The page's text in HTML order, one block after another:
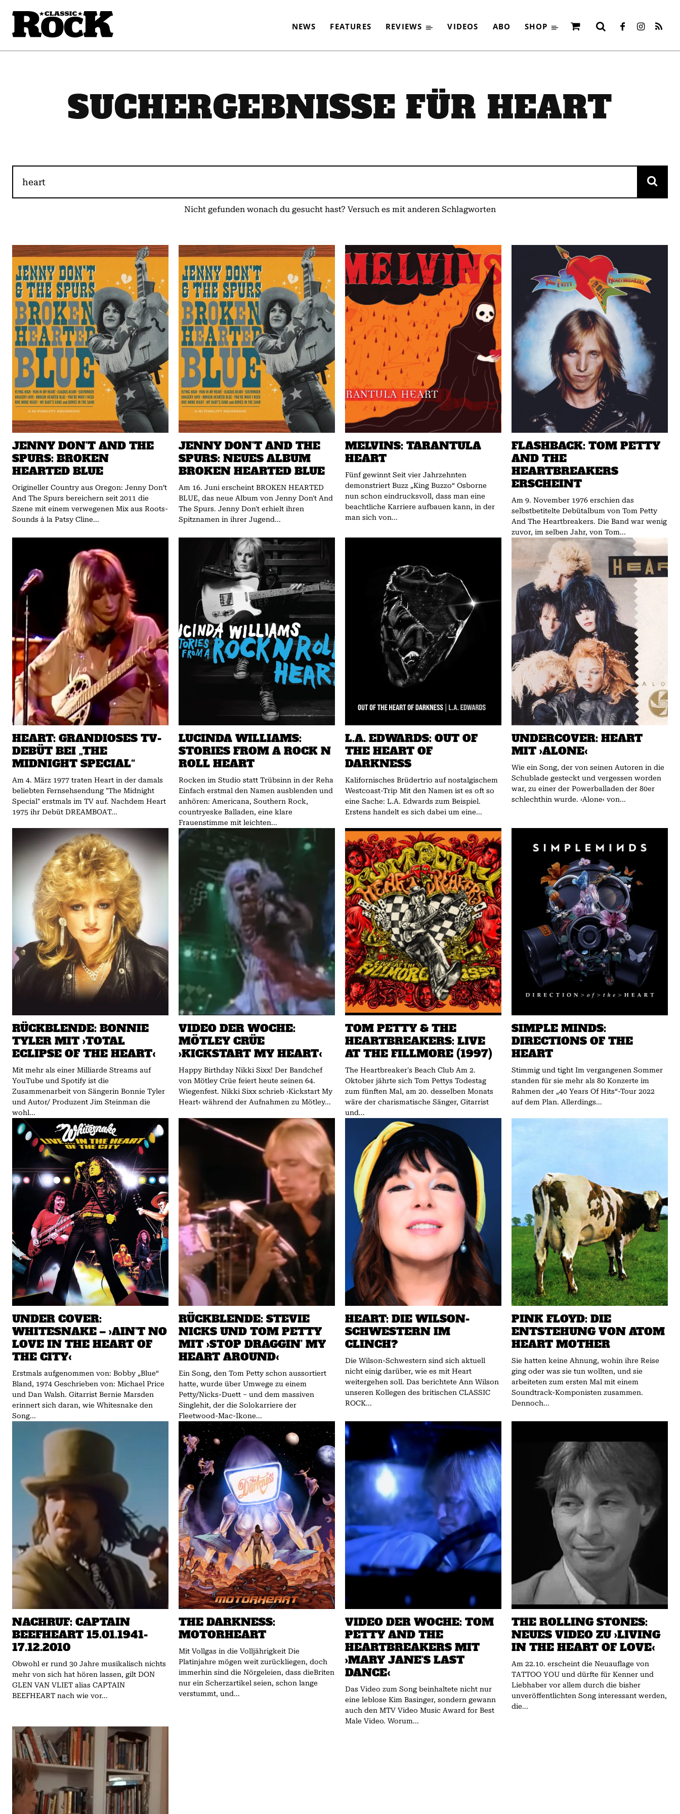
NEWS FEATURES REVIEWS VIDEOS ABO SHOP
SUCHERGEBNISSE FÜR HEART
Nicht gefunden wonach du gesucht hast? Versuch es mit anderen Schlagworten
JENNY DON’T AND THE
SPURS: BROKEN
HEARTED BLUE
Origineller Country aus Oregon: Jenny Don’t
And The Spurs bereichern seit 2011 die
Szene mit einem verwegenen Mix aus Roots-
Sounds à la Patsy Cline...
JENNY DON’T AND THE
SPURS: NEUES ALBUM
BROKEN HEARTED BLUE
Am 16. Juni erscheint BROKEN HEARTED
BLUE, das neue Album von Jenny Don't And
The Spurs. Jenny Don't erhielt ihren
Spitznamen in ihrer Jugend...
MELVINS: TARANTULA
HEART
Fünf gewinnt Seit vier Jahrzehnten
demonstriert Buzz „King Buzzo“ Osborne
nun schon eindrucksvoll, dass man eine
beachtliche Karriere aufbauen kann, in der
man sich von...
FLASHBACK: TOM PETTY
AND THE
HEARTBREAKERS
ERSCHEINT
Am 9. November 1976 erschien das
selbstbetitelte Debütalbum von Tom Petty
And The Heartbreakers. Die Band war wenig
zuvor, im selben Jahr, von Tom...
HEART: GRANDIOSES TV-
DEBÜT BEI „THE
MIDNIGHT SPECIAL“
Am 4. März 1977 traten Heart in der damals
beliebten Fernsehsendung "The Midnight
Special" erstmals im TV auf. Nachdem Heart
1975 ihr Debüt DREAMBOAT...
LUCINDA WILLIAMS:
STORIES FROM A ROCK N
ROLL HEART
Rocken im Studio statt Trübsinn in der Reha
Einfach erstmal den Namen ausblenden und
anhören: Americana, Southern Rock,
countryeske Balladen, eine klare
Frauenstimme mit leichten...
L.A. EDWARDS: OUT OF
THE HEART OF
DARKNESS
Kalifornisches Brüdertrio auf nostalgischem
Westcoast-Trip Mit den Namen ist es oft so
eine Sache: L.A. Edwards zum Beispiel.
Erstens handelt es sich dabei um eine...
UNDERCOVER: HEART
MIT ›ALONE‹
Wie ein Song, der von seinen Autoren in die
Schublade gesteckt und vergessen worden
war, zu einer der Powerballaden der 80er
schlechthin wurde. ›Alone‹ von...
RÜCKBLENDE: BONNIE
TYLER MIT ›TOTAL
ECLIPSE OF THE HEART‹
Mit mehr als einer Milliarde Streams auf
YouTube und Spotify ist die
Zusammenarbeit von Sängerin Bonnie Tyler
und Autor/ Produzent Jim Steinman die
wohl...
VIDEO DER WOCHE:
MÖTLEY CRÜE
›KICKSTART MY HEART‹
Happy Birthday Nikki Sixx! Der Bandchef
von Mötley Crüe feiert heute seinen 64.
Wiegenfest. Nikki Sixx schrieb ›Kickstart My
Heart‹ während der Aufnahmen zu Mötley...
TOM PETTY & THE
HEARTBREAKERS: LIVE
AT THE FILLMORE (1997)
The Heartbreaker's Beach Club Am 2.
Oktober jährte sich Tom Pettys Todestag
zum fünften Mal, am 20. desselben Monats
wäre der charismatische Sänger, Gitarrist
und...
SIMPLE MINDS:
DIRECTIONS OF THE
HEART
Stimmig und tight Im vergangenen Sommer
standen für sie mehr als 80 Konzerte im
Rahmen der „40 Years Of Hits“-Tour 2022
auf dem Plan. Allerdings...
UNDER COVER:
WHITESNAKE – ›AIN’T NO
LOVE IN THE HEART OF
THE CITY‹
Erstmals aufgenommen von: Bobby „Blue“
Bland, 1974 Geschrieben von: Michael Price
und Dan Walsh. Gitarrist Bernie Marsden
erinnert sich daran, wie Whitesnake den
Song...
RÜCKBLENDE: STEVIE
NICKS UND TOM PETTY
MIT ›STOP DRAGGIN’ MY
HEART AROUND‹
Ein Song, den Tom Petty schon aussortiert
hatte, wurde über Umwege zu einem
Petty/Nicks-Duett – und dem massiven
Singlehit, der die Solokarriere der
Fleetwood-Mac-Ikone...
HEART: DIE WILSON-
SCHWESTERN IM
CLINCH?
Die Wilson-Schwestern sind sich aktuell
nicht einig darüber, wie es mit Heart
weitergehen soll. Das berichtete Ann Wilson
unseren Kollegen des britischen CLASSIC
ROCK...
PINK FLOYD: DIE
ENTSTEHUNG VON ATOM
HEART MOTHER
Sie hatten keine Ahnung, wohin ihre Reise
ging oder was sie tun wollten, und sie
arbeiteten zum ersten Mal mit einem
Soundtrack-Komponisten zusammen.
Dennoch...
NACHRUF: CAPTAIN
BEEFHEART 15.01.1941-
17.12.2010
Obwohl er rund 30 Jahre musikalisch nichts
mehr von sich hat hören lassen, gilt DON
GLEN VAN VLIET alias CAPTAIN
BEEFHEART nach wie vor...
THE DARKNESS:
MOTORHEART
Mit Vollgas in die Volljährigkeit Die
Platinjahre mögen weit zurückliegen, doch
immerhin sind die Nörgeleien, dass dieBriten
nur ein Scherzartikel seien, schon lange
verstummt, und...
VIDEO DER WOCHE: TOM
PETTY AND THE
HEARTBREAKERS MIT
›MARY JANE’S LAST
DANCE‹
Das Video zum Song beinhaltete nicht nur
eine leblose Kim Basinger, sondern gewann
auch den MTV Video Music Award for Best
Male Video. Worum...
THE ROLLING STONES:
NEUES VIDEO ZU ›LIVING
IN THE HEART OF LOVE‹
Am 22.10. erscheint die Neuauflage von
TATTOO YOU und dürfte für Kenner und
Liebhaber vor allem durch die bisher
unveröffentlichten Song interessant werden,
die...